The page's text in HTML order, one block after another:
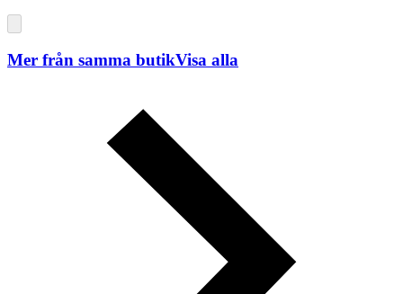
Mer från samma butikVisa alla